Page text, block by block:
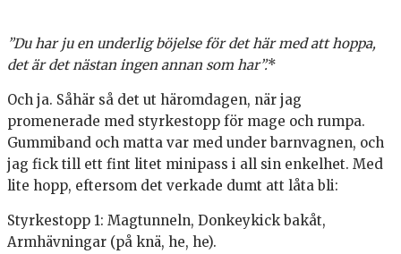
”Du har ju en underlig böjelse för det här med att hoppa,
det är det nästan ingen annan som har”.*
Och ja. Såhär så det ut häromdagen, när jag
promenerade med styrkestopp för mage och rumpa.
Gummiband och matta var med under barnvagnen, och
jag fick till ett fint litet minipass i all sin enkelhet. Med
lite hopp, eftersom det verkade dumt att låta bli:
Styrkestopp 1: Magtunneln, Donkeykick bakåt,
Armhävningar (på knä, he, he).